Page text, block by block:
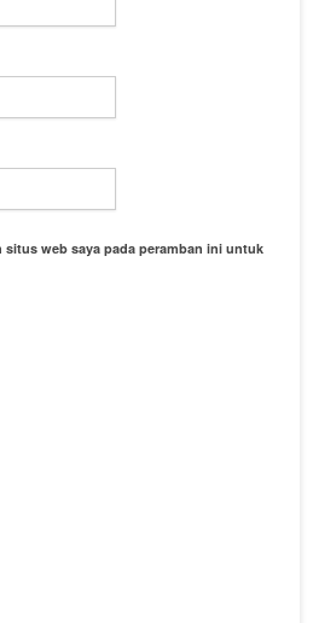
situs web saya pada peramban ini untuk